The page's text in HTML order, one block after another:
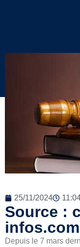
25/11/2024
Source :
infos.com
Depuis le 7 mars